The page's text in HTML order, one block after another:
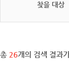
찾을 대상
총 26개의 검색 결과